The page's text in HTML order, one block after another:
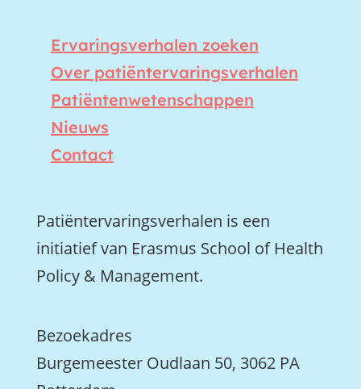
Ervaringsverhalen zoeken
Over patiëntervaringsverhalen
Patiëntenwetenschappen
Nieuws
Contact
Patiëntervaringsverhalen is een
initiatief van Erasmus School of Health
Policy & Management.
Bezoekadres
Burgemeester Oudlaan 50, 3062 PA